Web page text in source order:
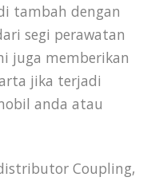
tambah dengan
segi perawatan
juga memberikan
jika terjadi
anda atau
Coupling,